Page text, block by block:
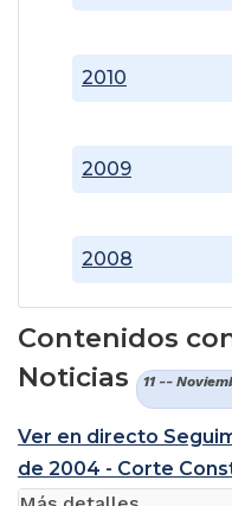
2008
2009
2010
Contenidos
Noticias
11 --
Ver en directo
de 2004 - Corte